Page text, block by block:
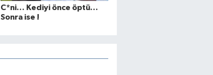
C*ni… Kediyi önce öptü…
Sonra ise !